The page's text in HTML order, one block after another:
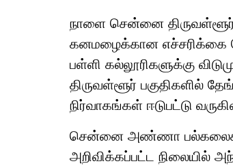
நாளை சென்னை
கனமழைக்கான எச்சரிக்கை
பள்ளி கல்லூரிகளுக்கு
திருவள்ளூர் பகுதிகளில்
நிர்வாகங்கள் ஈடுபட்டு
சென்னை அண்ணா
அறிவிக்கப்பட்ட நிலையில்